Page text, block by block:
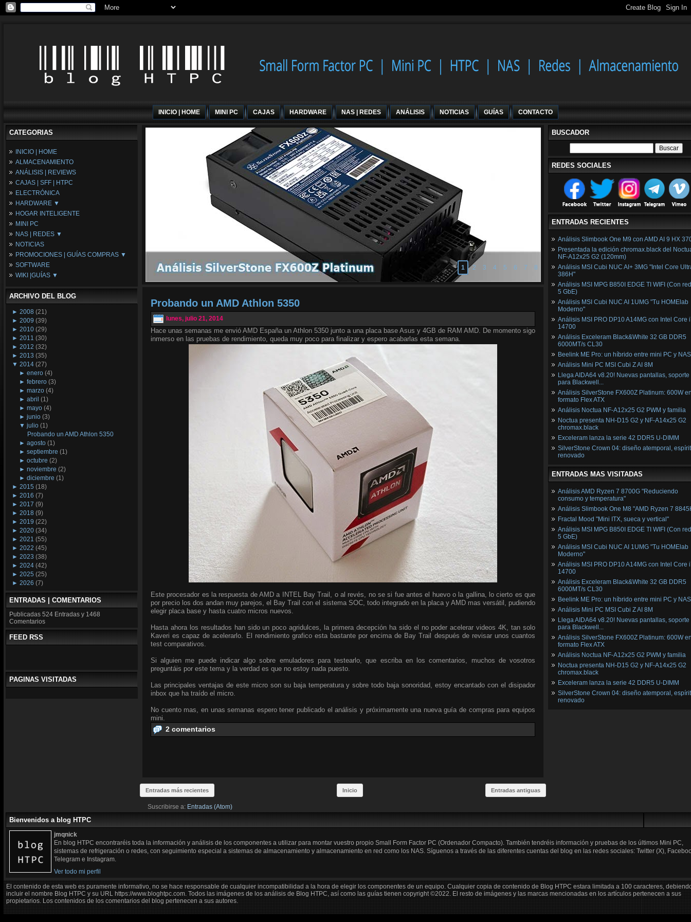
INICIO | HOME MINI PC CAJAS HARDWARE NAS | REDES ANÁLISIS NOTICIAS GUÍAS CONTACTO
CATEGORIAS
INICIO | HOME
ALMACENAMIENTO
ANÁLISIS | REVIEWS
CAJAS | SFF | HTPC
ELECTRÓNICA
HARDWARE ▼
Fuentes de Alimentación
Memória RAM
Placas Base
Procesadores
Periféricos
Refrigeración
Tarjetas Gráficas
HOGAR INTELIGENTE
MINI PC
NAS | REDES ▼
NAS
Espacio Synology
Redes
NOTICIAS
PROMOCIONES | GUÍAS COMPRAS ▼
Configuraciones Ordenadores
Guías de Compras
SOFTWARE
WIKI |GUÍAS ▼
Wikipedia
ARCHIVO DEL BLOG
► 2008 (21)
► 2009 (39)
► 2010 (29)
► 2011 (30)
► 2012 (32)
► 2013 (35)
▼ 2014 (27)
►enero (4)
►febrero (3)
►marzo (4)
►abril (1)
►mayo (4)
►junio (3)
▼julio (1)
Probando un AMD Athlon 5350
►agosto (1)
►septiembre (1)
►octubre (2)
►noviembre (2)
►diciembre (1)
► 2015 (18)
► 2016 (7)
► 2017 (9)
► 2018 (9)
► 2019 (22)
► 2020 (34)
► 2021 (55)
► 2022 (45)
► 2023 (38)
► 2024 (42)
► 2025 (25)
► 2026 (7)
ENTRADAS | COMENTARIOS
Publicadas 524 Entradas y 1468
Comentarios
FEED RSS
PAGINAS VISITADAS
1 2 3 4 5 6 7 8
Probando un AMD Athlon 5350
lunes, julio 21, 2014
Hace unas semanas me envió AMD España un Athlon 5350 junto a una placa base Asus y 4GB de RAM AMD. De momento sigo
inmerso en las pruebas de rendimiento, queda muy poco para finalizar y espero acabarlas esta semana.
Este procesador es la respuesta de AMD a INTEL Bay Trail, o al revés, no se si fue antes el huevo o la gallina, lo cierto es que
por precio los dos andan muy parejos, el Bay Trail con el sistema SOC, todo integrado en la placa y AMD mas versátil, pudiendo
elegir placa base y hasta cuatro micros nuevos.
Hasta ahora los resultados han sido un poco agridulces, la primera decepción ha sido el no poder acelerar videos 4K, tan solo
Kaveri es capaz de acelerarlo. El rendimiento grafico esta bastante por encima de Bay Trail después de revisar unos cuantos
test comparativos.
Si alguien me puede indicar algo sobre emuladores para testearlo, que escriba en los comentarios, muchos de vosotros
preguntáis por este tema y la verdad es que no estoy nada puesto.
Las principales ventajas de este micro son su baja temperatura y sobre todo baja sonoridad, estoy encantado con el disipador
inbox que ha traído el micro.
No cuento mas, en unas semanas espero tener publicado el análisis y próximamente una nueva guía de compras para equipos
mini.
2 comentarios
Entradas más recientes Entradas antiguas
Inicio
Suscribirse a: Entradas (Atom)
BUSCADOR
REDES SOCIALES
ENTRADAS RECIENTES
Análisis Slimbook One M9 con AMD AI 9 HX
Presentada la edición chromax.black del
NF‑A12x25 G2 (120mm)
Análisis MSI Cubi NUC AI+ 3MG "Intel Core
386H"
Análisis MSI MPG B850I EDGE TI WIFI (Con
5 GbE)
Análisis MSI Cubi NUC AI 1UMG "Tu HOMElab
Moderno"
Análisis MSI PRO DP10 A14MG con Intel Core
14700
Análisis Exceleram Black&White 32 GB DDR5
6000MT/s CL30
Beelink ME Pro: un híbrido entre mini PC y NAS
Análisis Mini PC MSI Cubi Z AI 8M
Llega AIDA64 v8.20! Nuevas pantallas, soporte
para Blackwell...
Análisis SilverStone FX600Z Platinum: 600W
formato Flex ATX
Análisis Noctua NF-A12x25 G2 PWM y familia
Noctua presenta NH-D15 G2 y NF-A14x25 G2
chromax.black
Exceleram lanza la serie 42 DDR5 U-DIMM
SilverStone Crown 04: diseño atemporal,
renovado
ENTRADAS MAS VISITADAS
Análisis AMD Ryzen 7 8700G "Reduciendo
consumo y temperatura"
Análisis Slimbook One M8 "AMD Ryzen 7
Fractal Mood "Mini ITX, sueca y vertical"
Análisis MSI MPG B850I EDGE TI WIFI (Con
5 GbE)
Análisis MSI Cubi NUC AI 1UMG "Tu HOMElab
Moderno"
Análisis MSI PRO DP10 A14MG con Intel Core
14700
Análisis Exceleram Black&White 32 GB DDR5
6000MT/s CL30
Beelink ME Pro: un híbrido entre mini PC y NAS
Análisis Mini PC MSI Cubi Z AI 8M
Llega AIDA64 v8.20! Nuevas pantallas, soporte
para Blackwell...
Análisis SilverStone FX600Z Platinum: 600W
formato Flex ATX
Análisis Noctua NF-A12x25 G2 PWM y familia
Noctua presenta NH-D15 G2 y NF-A14x25 G2
chromax.black
Exceleram lanza la serie 42 DDR5 U-DIMM
SilverStone Crown 04: diseño atemporal,
renovado
Bienvenidos a blog HTPC
jmqnick
En blog HTPC encontraréis toda la información y análisis de los componentes a utilizar para montar vuestro propio Small Form Factor PC (Ordenador Compacto). También tendréis información y pruebas de los últimos Mini PC,
sistemas de refrigeración o redes, con seguimiento especial a sistemas de almacenamiento y almacenamiento en red como los NAS. Síguenos a través de las diferentes cuentas del blog en las redes sociales: Twitter (X),
Telegram e Instagram.
Ver todo mi perfil
El contenido de esta web es puramente informativo, no se hace responsable de cualquier incompatibilidad a la hora de elegir los componentes de un equipo. Cualquier copia de contenido de Blog HTPC estara limitada a 100 caracteres,
incluir el nombre Blog HTPC y su URL https://www.bloghtpc.com. Todos las imágenes de los análisis de Blog HTPC, así como las guías tienen copyright ©2022. El resto de imágenes y las marcas mencionadas en los artículos pertenecen a sus
propietarios. Los contenidos de los comentarios del blog pertenecen a sus autores.